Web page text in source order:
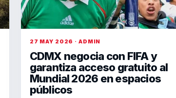
27 MAY 2026 · ADMIN
CDMX negocia con FIFA y
garantiza acceso gratuito al
Mundial 2026 en espacios
públicos